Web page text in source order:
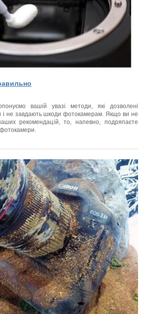
вашій увазі методи, які дозволені
і не завдають шкоди фотокамерам. Якщо ви не
рекомендацій, то, напевно, подряпаєте